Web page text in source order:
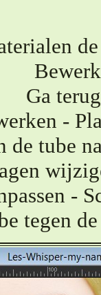
Ga
-
de tube
-
tegen